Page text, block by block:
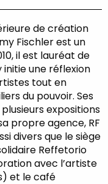
de création
Fischler est un
il est lauréat de
initie une réflexion
tout en
du pouvoir. Ses
expositions
propre agence, RF
divers que le siège
Reffetorio
avec l’artiste
et le café